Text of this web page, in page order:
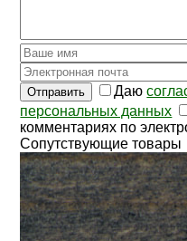
Отправить Даю
персональных данных
комментариях по
Сопутствующие товары